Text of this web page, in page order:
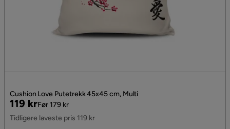
Cushion Love Putetrekk 45x45 cm, Multi
Pris
119 kr
Original
Pris
Før 179 kr
Tidligere laveste pris 119 kr